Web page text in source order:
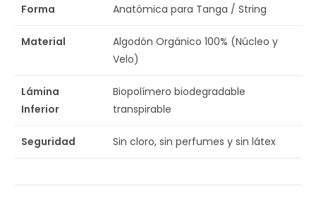
Forma Anatómica para Tanga / String
Material
Algodón Orgánico 100% (Núcleo y
Velo)
Lámina
Inferior
Biopolímero biodegradable
transpirable
Seguridad Sin cloro, sin perfumes y sin látex